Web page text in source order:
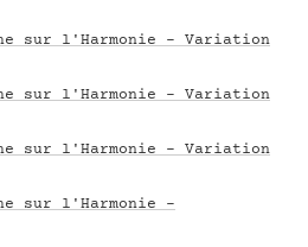
sur l'Harmonie - Variation
sur l'Harmonie - Variation
sur l'Harmonie - Variation
sur l'Harmonie -